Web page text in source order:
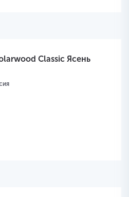
Classic Ясень